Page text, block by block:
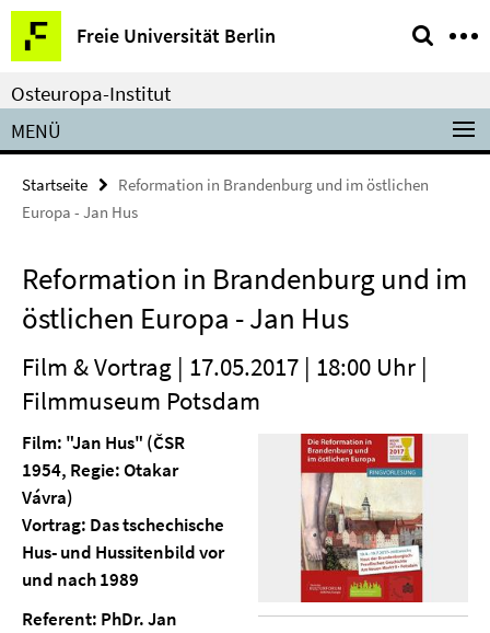
Springe
direkt
zu
Inhalt
Freie Universität Berlin
Service-
Navigation
Osteuropa-Institut
MENÜ
Startseite
Reformation in Brandenburg und im östlichen
Europa - Jan Hus
Reformation in Brandenburg und im
östlichen Europa - Jan Hus
Film & Vortrag | 17.05.2017 | 18:00 Uhr |
Filmmuseum Potsdam
Film: "Jan Hus" (ČSR
1954, Regie: Otakar
Vávra)
Vortrag: Das tschechische
Hus- und Hussitenbild vor
und nach 1989
Referent: PhDr. Jan